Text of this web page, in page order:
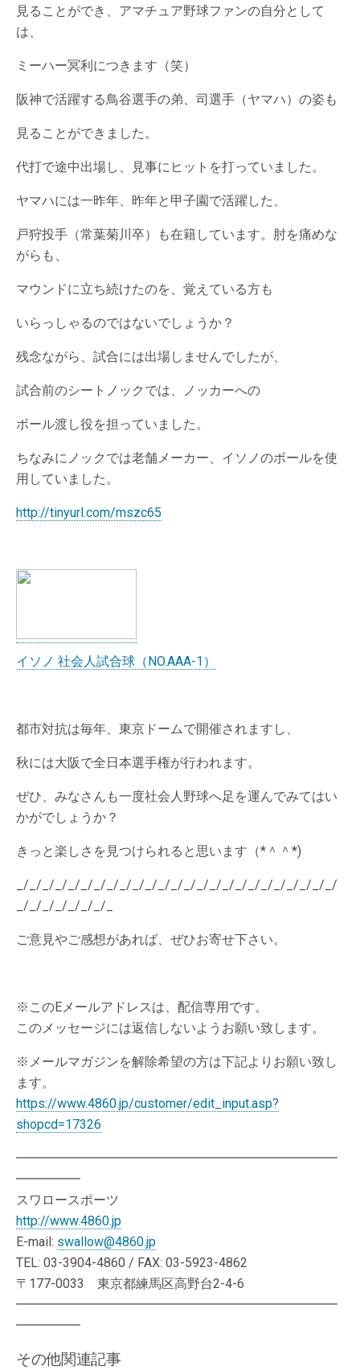
見ることができ、アマチュア野球ファンの自分として
は、
ミーハー冥利につきます（笑）
阪神で活躍する鳥谷選手の弟、司選手（ヤマハ）の姿も
見ることができました。
代打で途中出場し、見事にヒットを打っていました。
ヤマハには一昨年、昨年と甲子園で活躍した、
戸狩投手（常葉菊川卒）も在籍しています。肘を痛めな
がらも、
マウンドに立ち続けたのを、覚えている方も
いらっしゃるのではないでしょうか？
残念ながら、試合には出場しませんでしたが、
試合前のシートノックでは、ノッカーへの
ボール渡し役を担っていました。
ちなみにノックでは老舗メーカー、イソノのボールを使
用していました。
http://tinyurl.com/mszc65
イソノ 社会人試合球（NO.AAA-1）
都市対抗は毎年、東京ドームで開催されますし、
秋には大阪で全日本選手権が行われます。
ぜひ、みなさんも一度社会人野球へ足を運んでみてはい
かがでしょうか？
きっと楽しさを見つけられると思います（*＾＾*)
_/_/_/_/_/_/_/_/_/_/_/_/_/_/_/_/_/_/_/_/_/_/_/_/_/
_/_/_/_/_/_/_/_
ご意見やご感想があれば、ぜひお寄せ下さい。
※このEメールアドレスは、配信専用です。
このメッセージには返信しないようお願い致します。
※メールマガジンを解除希望の方は下記よりお願い致し
ます。
https://www.4860.jp/customer/edit_input.asp?
shopcd=17326
━━━━━━━━━━━━━━━━━━━━━━━━━
━━━━━
スワロースポーツ
http://www.4860.jp
E-mail: swallow@4860.jp
TEL: 03-3904-4860 / FAX: 03-5923-4862
〒177-0033 東京都練馬区高野台2-4-6
━━━━━━━━━━━━━━━━━━━━━━━━━
━━━━━
その他関連記事